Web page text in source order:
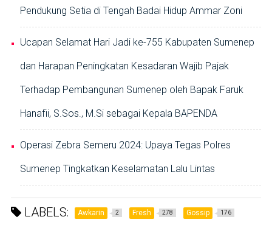
Pendukung Setia di Tengah Badai Hidup Ammar Zoni
Ucapan Selamat Hari Jadi ke-755 Kabupaten Sumenep
dan Harapan Peningkatan Kesadaran Wajib Pajak
Terhadap Pembangunan Sumenep oleh Bapak Faruk
Hanafii, S.Sos., M.Si sebagai Kepala BAPENDA
Operasi Zebra Semeru 2024: Upaya Tegas Polres
Sumenep Tingkatkan Keselamatan Lalu Lintas
LABELS: Awkarin 2 Fresh 278 Gossip 176